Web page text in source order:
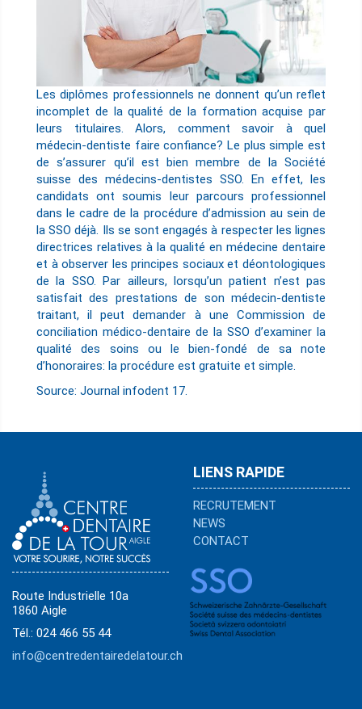
Les diplômes professionnels ne donnent qu’un reflet
incomplet de la qualité de la formation acquise par
leurs titulaires. Alors, comment savoir à quel
médecin-dentiste faire confiance? Le plus simple est
de s’assurer qu’il est bien membre de la Société
suisse des médecins-dentistes SSO. En effet, les
candidats ont soumis leur parcours professionnel
dans le cadre de la procédure d’admission au sein de
la SSO déjà. Ils se sont engagés à respecter les lignes
directrices relatives à la qualité en médecine dentaire
et à observer les principes sociaux et déontologiques
de la SSO. Par ailleurs, lorsqu’un patient n’est pas
satisfait des prestations de son médecin-dentiste
traitant, il peut demander à une Commission de
conciliation médico-dentaire de la SSO d’examiner la
qualité des soins ou le bien-fondé de sa note
d’honoraires: la procédure est gratuite et simple.
Source: Journal infodent 17.
Route Industrielle 10a
1860 Aigle
Tél.: 024 466 55 44
info@centredentairedelatour.ch
LIENS RAPIDE
RECRUTEMENT
NEWS
CONTACT